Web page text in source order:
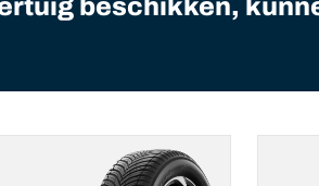
beschikken,